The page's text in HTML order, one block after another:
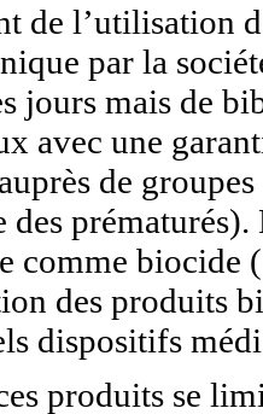
de l’utilisation
par la
jours mais de
avec une
de
des
comme biocide
des produits
dispositifs
produits se